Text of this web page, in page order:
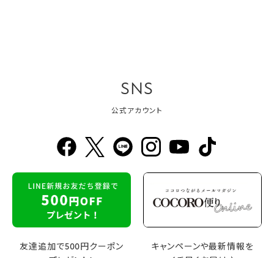
SNS
公式アカウント
友達追加で500円クーポン
キャンペーンや最新情報を